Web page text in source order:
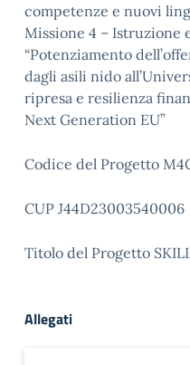
competenze e nuovi
Missione 4 – Istruzione
“Potenziamento
dagli asili nido
ripresa e resilienza
Next Generation EU”
Codice del Progetto
CUP J44D23003540006
Titolo del Progetto
Allegati